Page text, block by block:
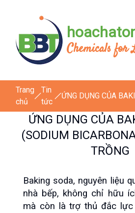
Chemicals for
Trang
chủ
Tin
tức
ỨNG DỤNG CỦA
ỨNG DỤNG CỦA
(SODIUM
TRỒNG
Baking soda, nguyên liệu
nhà bếp, không chỉ hữu
mà còn là trợ thủ đắc lực